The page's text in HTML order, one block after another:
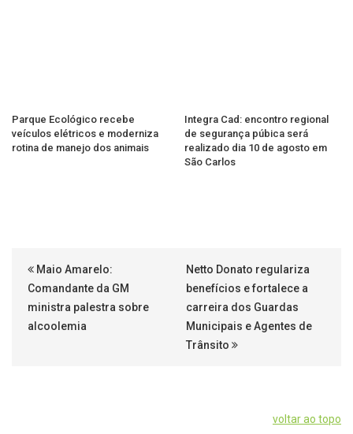
Parque Ecológico recebe
veículos elétricos e moderniza
rotina de manejo dos animais
Integra Cad: encontro regional
de segurança púbica será
realizado dia 10 de agosto em
São Carlos
Maio Amarelo:
Comandante da GM
ministra palestra sobre
alcoolemia
Netto Donato regulariza
benefícios e fortalece a
carreira dos Guardas
Municipais e Agentes de
Trânsito
voltar ao topo